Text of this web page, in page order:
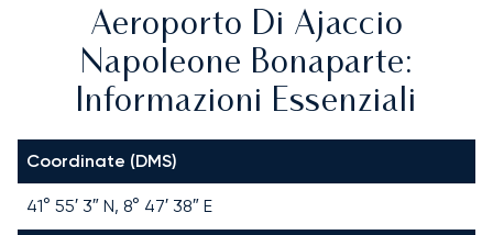
Aeroporto Di Ajaccio
Napoleone Bonaparte:
Informazioni Essenziali
Coordinate (DMS)
41° 55′ 3″ N, 8° 47′ 38″ E